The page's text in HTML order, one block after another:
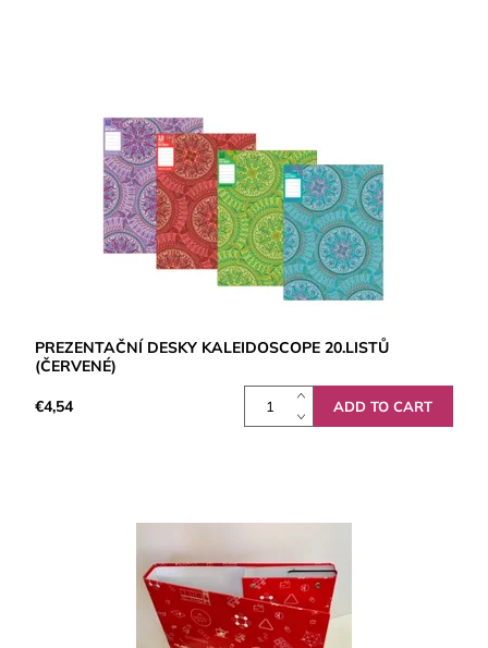
PREZENTAČNÍ DESKY KALEIDOSCOPE 20.LISTŮ
(ČERVENÉ)
€4,54